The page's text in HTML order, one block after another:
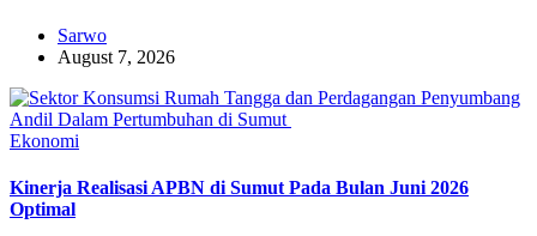
Sarwo
August 7, 2026
Ekonomi
Kinerja Realisasi APBN di Sumut Pada Bulan Juni 2026
Optimal‎‎